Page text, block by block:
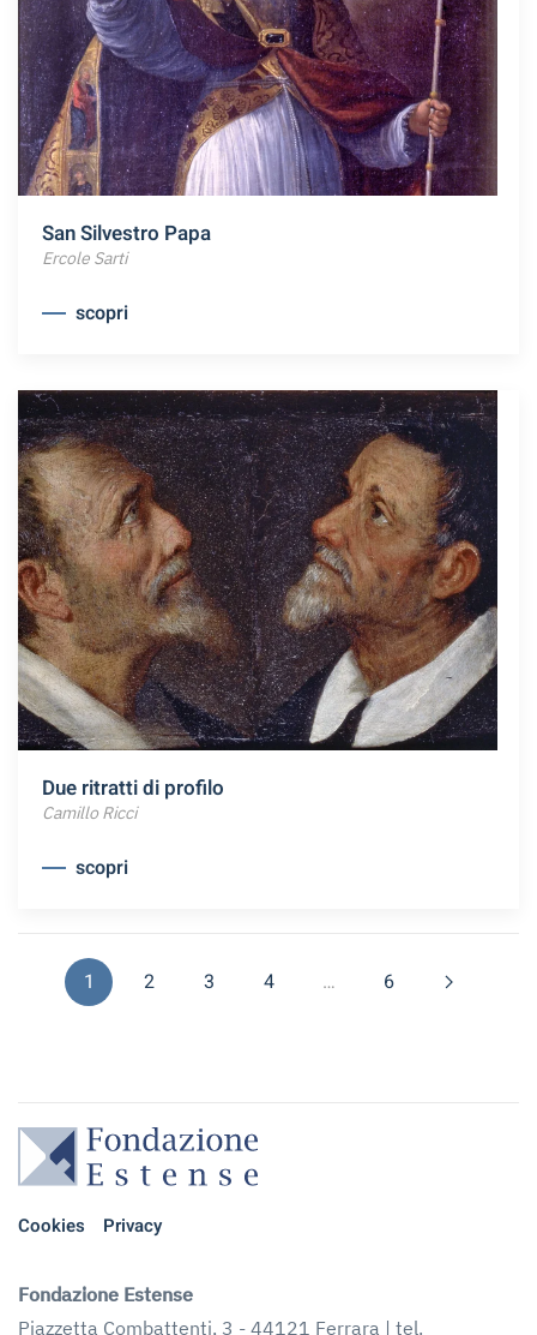
San Silvestro Papa
Ercole Sarti
scopri
Due ritratti di profilo
Camillo Ricci
scopri
1 2 3 4 … 6
Cookies Privacy
Fondazione Estense
Piazzetta Combattenti, 3 - 44121 Ferrara | tel.